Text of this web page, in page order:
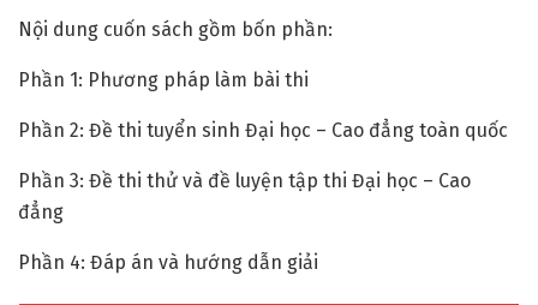
Nội dung cuốn sách gồm bốn phần:
Phần 1: Phương pháp làm bài thi
Phần 2: Đề thi tuyển sinh Đại học – Cao đẳng toàn quốc
Phần 3: Đề thi thử và đề luyện tập thi Đại học – Cao
đẳng
Phần 4: Đáp án và hướng dẫn giải